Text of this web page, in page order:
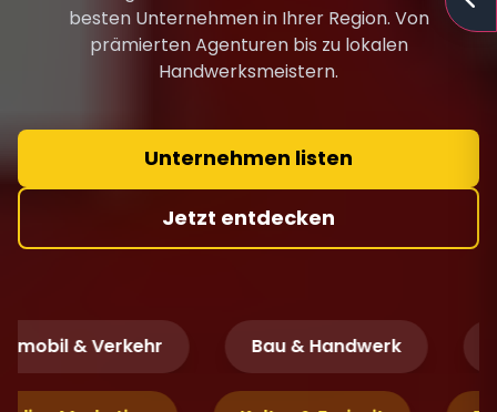
besten Unternehmen in Ihrer Region. Von
prämierten Agenturen bis zu lokalen
Handwerksmeistern.
Unternehmen listen
Jetzt entdecken
& Verkehr Bau & Handwerk